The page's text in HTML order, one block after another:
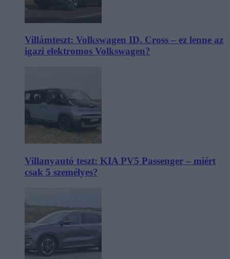
Villámteszt: Volkswagen ID. Cross – ez lenne az
igazi elektromos Volkswagen?
Villanyautó teszt: KIA PV5 Passenger – miért
csak 5 személyes?